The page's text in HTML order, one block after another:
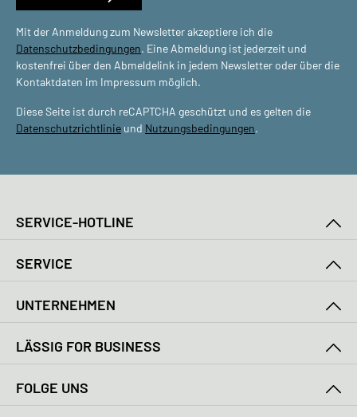
Mit der Anmeldung zum Newsletter akzeptiere ich die
Datenschutzbedingungen. Eine Abmeldung ist jederzeit und
kostenfrei über den Abmeldelink in jedem Newsletter oder über die
Kontaktdaten im Impressum möglich.
Diese Seite ist durch reCAPTCHA geschützt und es gelten die
Datenschutzrichtlinie und Nutzungsbedingungen.
SERVICE-HOTLINE
SERVICE
UNTERNEHMEN
LÄSSIG FOR BUSINESS
FOLGE UNS